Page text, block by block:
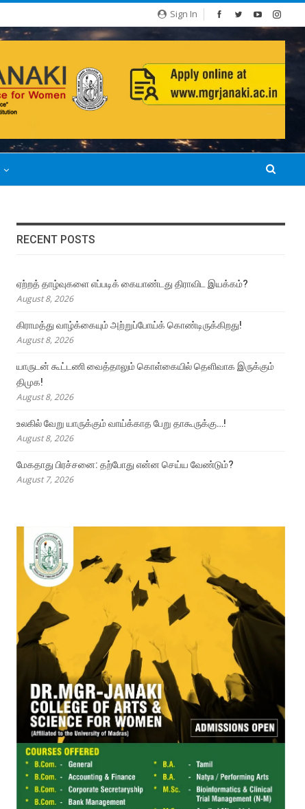
Sign In
RECENT POSTS
ஏற்றத் தாழ்வுகளை எப்படிக் கையாண்டது திராவிட இயக்கம்?
August 8, 2026
கிராமத்து வாழ்க்கையும் அற்றுப்போய்க் கொண்டிருக்கிறது!
August 8, 2026
யாருடன் கூட்டணி வைத்தாலும் கொள்கையில் தெளிவாக இருக்கும்
திமுக!
August 8, 2026
உலகில் வேறு யாருக்கும் வாய்க்காத பேறு தாகூருக்கு…!
August 8, 2026
மேகதாது பிரச்சனை: தற்போது என்ன செய்ய வேண்டும்?
August 7, 2026